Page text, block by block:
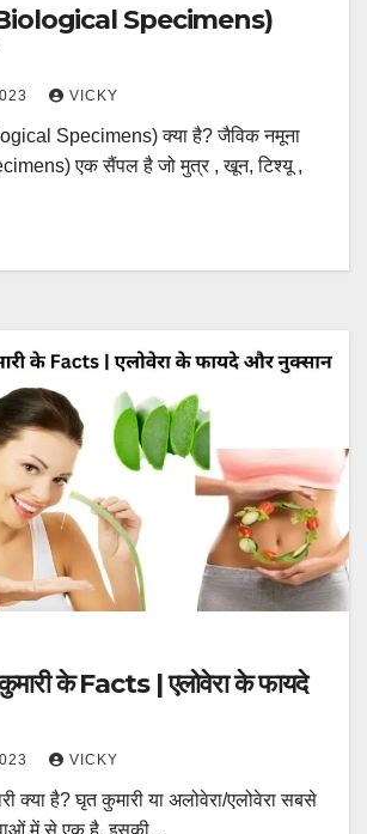
Specimens)
VICKY
Specimens) क्या है? जैविक नमूना
एक सैंपल है जो मुत्र , खून, टिश्यू ,
कुमारी के Facts | एलोवेरा के फायदे
VICKY
क्या है? घृत कुमारी या अलोवेरा/एलोवेरा सबसे
में से एक है, इसकी…